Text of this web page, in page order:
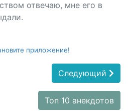
отвечаю, мне его в
приложение!
Следующий
Топ 10 анекдотов